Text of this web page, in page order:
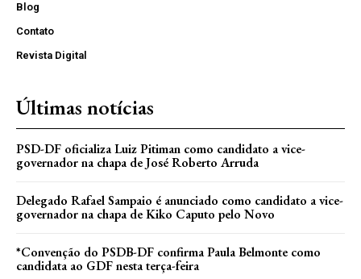
Blog
Contato
Revista Digital
Últimas notícias
PSD-DF oficializa Luiz Pitiman como candidato a vice-
governador na chapa de José Roberto Arruda
Delegado Rafael Sampaio é anunciado como candidato a vice-
governador na chapa de Kiko Caputo pelo Novo
*Convenção do PSDB-DF confirma Paula Belmonte como
candidata ao GDF nesta terça-feira